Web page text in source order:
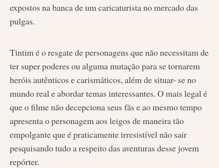
expostos na banca de um caricaturista no mercado das
pulgas.
Tintim é o resgate de personagens que não necessitam de
ter super poderes ou alguma mutação para se tornarem
heróis autênticos e carismáticos, além de situar- se no
mundo real e abordar temas interessantes. O mais legal é
que o filme não decepciona seus fãs e ao mesmo tempo
apresenta o personagem aos leigos de maneira tão
empolgante que é praticamente irresistível não sair
pesquisando tudo a respeito das aventuras desse jovem
repórter.